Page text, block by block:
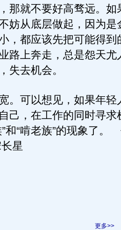
那就不要好高骛远。如
妨从底层做起，因为是
，都应该先把可能得到
路上奔走，总是怨天尤
失去机会。
可以想见，如果年轻
己，在工作的同时寻求
和“啃老族”的现象了
星
更多>>